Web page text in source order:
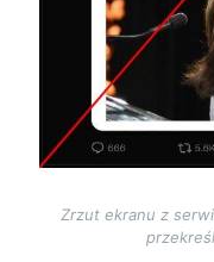
Zrzut ekranu z